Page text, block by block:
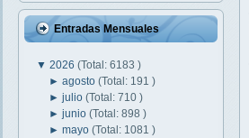
Entradas Mensuales
▼ 2026 (Total: 6183 )
►agosto(Total: 191 )
►julio(Total: 710 )
►junio(Total: 898 )
►mayo(Total: 1081 )